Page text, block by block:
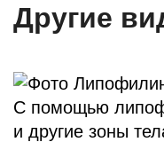
Другие
С помощью
и другие зоны